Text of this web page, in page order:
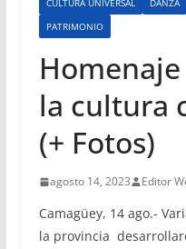
CULTURA UNIVERSAL
DANZA
PATRIMONIO
la cultura
(+ Fotos)
agosto 14, 2023 Editor
Camagüey, 14 ago.-
la provincia